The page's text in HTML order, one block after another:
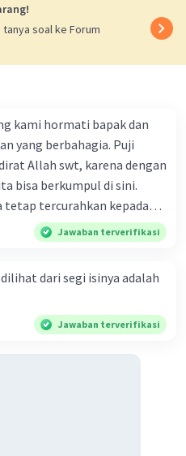
soal ke Forum
kami hormati bapak dan
yang berbahagia. Puji
Allah swt, karena dengan
bisa berkumpul di sini.
tetap tercurahkan kepada
saw, karena beliau
yakni agama islam, agama
Amin ya rabbal alamin.
Dirasa amat penting
di lingkungan keluarga,
Jawaban terverifikasi
dari segi isinya adalah
Jawaban terverifikasi